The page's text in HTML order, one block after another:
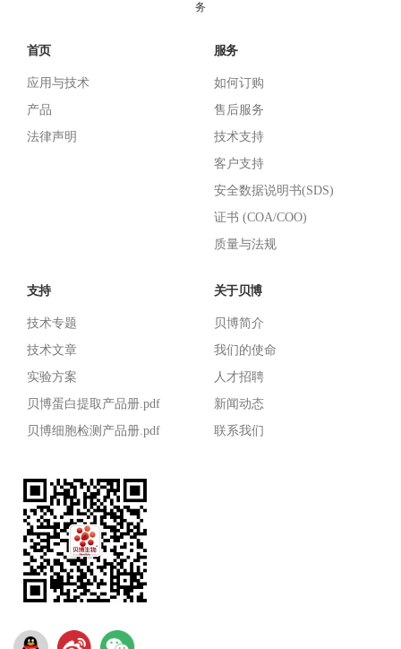
务
首页
应用与技术
产品
法律声明
服务
如何订购
售后服务
技术支持
客户支持
安全数据说明书(SDS)
证书 (COA/COO)
质量与法规
支持
技术专题
技术文章
实验方案
贝博蛋白提取产品册.pdf
贝博细胞检测产品册.pdf
关于贝博
贝博简介
我们的使命
人才招聘
新闻动态
联系我们